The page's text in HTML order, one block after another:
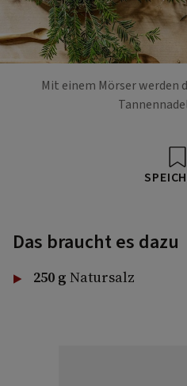
Mit einem Mörser werden
Das braucht es dazu
250 g Natursalz